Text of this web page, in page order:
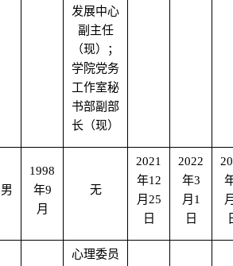
发展中心
副主任
（现）
；
学院党务
工作室秘
书部副部
长（现）
男
1998
年9
月
无
2021
年12
月 25
日
2022
年3
月 1
日
心理委员